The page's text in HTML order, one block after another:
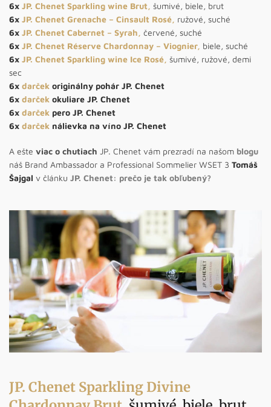
6x JP. Chenet Sparkling wine Brut
šumivé, biele, brut
6x JP. Chenet Grenache – Cinsault Rosé ružové, suché
6x JP. Chenet Cabernet – Syrah červené, suché
6x JP. Chenet Réserve Chardonnay – Viognier, biele, suché
6x JP. Chenet Sparkling wine Ice Rosé šumivé, ružové, demi
sec
6x darček originálny pohár JP. Chenet
6x darček okuliare JP. Chenet
6x darček pero JP. Chenet
6x darček nálievka na víno JP. Chenet
A ešte viac o chutiach JP. Chenet vám prezradí na našom blogu
náš Brand Ambassador a Professional Sommelier WSET 3 Tomáš
Šajgal v článku JP. Chenet: prečo je tak obľubený?
JP. Chenet Sparkling Divine